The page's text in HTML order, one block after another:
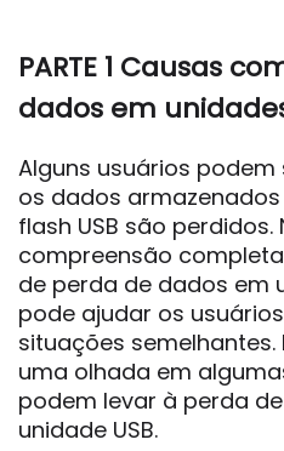
PARTE 1 Causas
dados em
Alguns usuários
os dados
flash USB são
compreensão
de perda de dados em
pode ajudar os
situações
uma olhada em
podem levar à perda
unidade USB.